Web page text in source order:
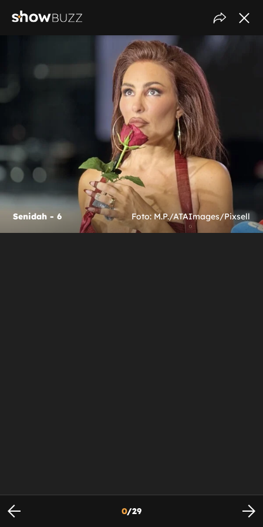
Senidah - 6 Foto: M.P./ATAImages/Pixsell
0/29